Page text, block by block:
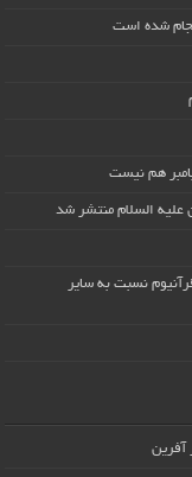
شده است
هم نیست
علیه السلام منتشر شد
نسبت به سایر
آفرین